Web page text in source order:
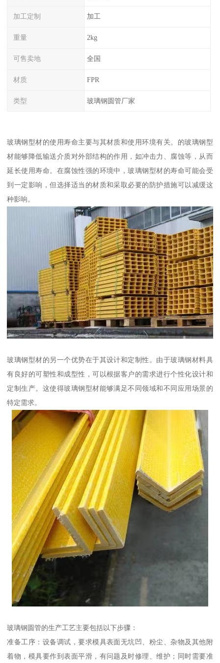
加工定制 加工
重量 2kg
可售卖地 全国
材质 FPR
类型 玻璃钢圆管厂家
玻璃钢型材的使用寿命主要与其材质和使用环境有关。的玻璃钢型
材能够降低输送介质对外部结构的作用，如冲击力、腐蚀等，从而
延长使用寿命。在腐蚀性强的环境中，玻璃钢型材的寿命可能会受
到一定影响，但选择适当的材质和采取必要的防护措施可以减缓这
种影响。
玻璃钢型材的另一个优势在于其设计和定制性。由于玻璃钢材料具
有良好的可塑性和成型性，可以根据客户的需求进行个性化设计和
定制生产。这使得玻璃钢型材能够满足不同领域和不同应用场景的
特定需求。
玻璃钢圆管的生产工艺主要包括以下步骤：
准备工序：设备调试，要求模具表面无坑凹、粉尘、杂物及其他附
着物，模具要作到表面平滑，有问题及时修理、维护；同时需要准